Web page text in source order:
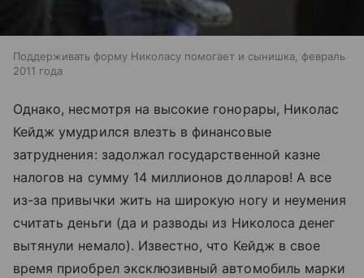
Поддерживать форму Николасу помогает и сынишка, февраль
2011 года
Однако, несмотря на высокие гонорары, Николас
Кейдж умудрился влезть в финансовые
затруднения: задолжал государственной казне
налогов на сумму 14 миллионов долларов! А все
из-за привычки жить на широкую ногу и неумения
считать деньги (да и разводы из Николоса денег
вытянули немало). Известно, что Кейдж в свое
время приобрел эксклюзивный автомобиль марки